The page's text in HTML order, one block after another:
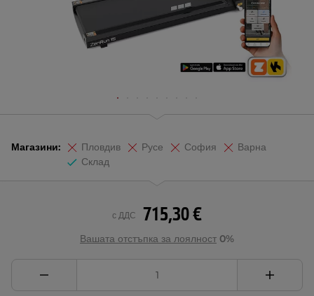
Магазини: Пловдив Русе София
Варна
Склад
715,30 €
с ДДС
Вашата отстъпка за лоялност 0%